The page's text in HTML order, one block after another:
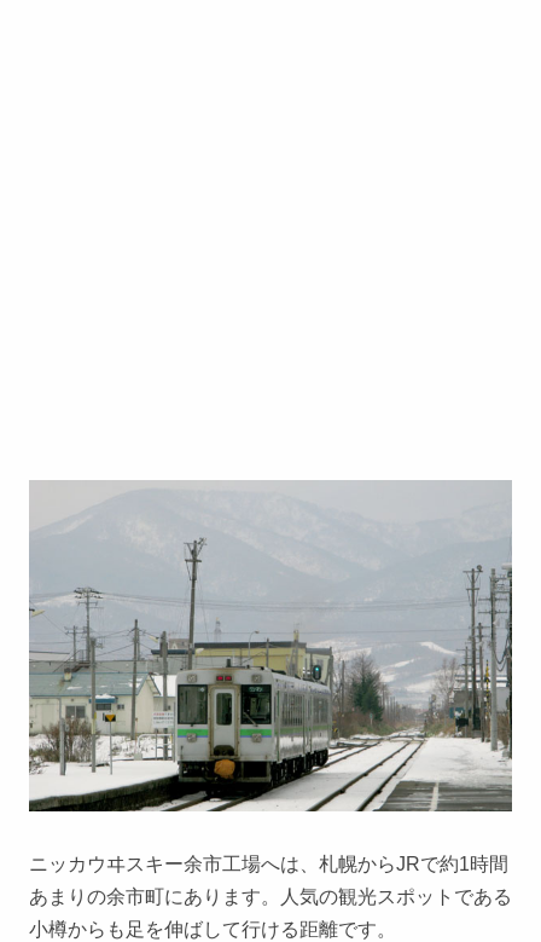
ニッカウヰスキー余市工場へは、札幌からJRで約1時間
あまりの余市町にあります。人気の観光スポットである
小樽からも足を伸ばして行ける距離です。